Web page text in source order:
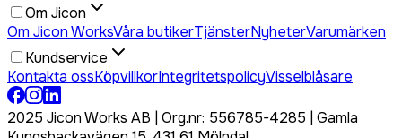
Om Jicon
Om Jicon WorksVåra butikerTjänsterNyheterVarumärken
Kundservice
Kontakta ossKöpvillkorIntegritetspolicyVisselblåsare
2025 Jicon Works AB | Org.nr: 556785-4285 | Gamla